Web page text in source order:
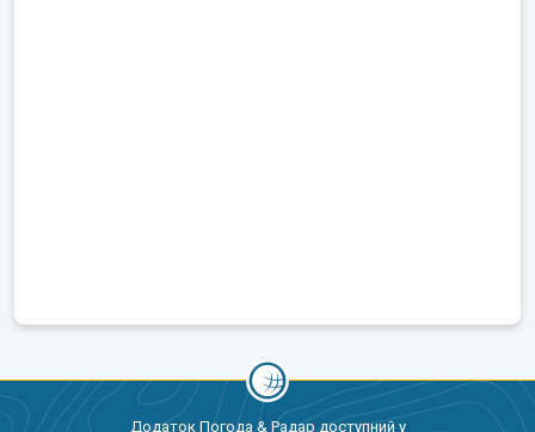
Додаток Погода & Радар доступний у